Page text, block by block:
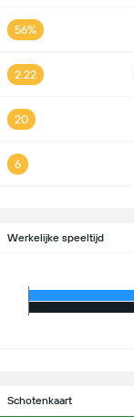
56%
2.22
20
6
Werkelijke speeltijd
Schotenkaart